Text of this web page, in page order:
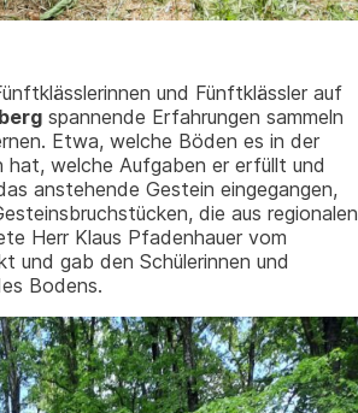
und Fünftklässler auf
spannende Erfahrungen sammeln
Etwa, welche Böden es in der
welche Aufgaben er erfüllt und
anstehende Gestein eingegangen,
die aus regionalen
Herr Klaus Pfadenhauer vom
und gab den Schülerinnen und
Bodens.